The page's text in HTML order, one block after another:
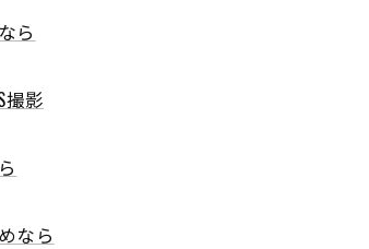
ら
撮影
なら